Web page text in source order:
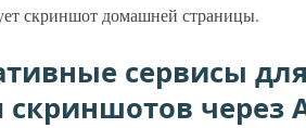
скриншот домашней страницы.
сервисы
скриншотов через